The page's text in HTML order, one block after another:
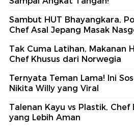
Sambut HUT Bhayangkara,
Chef Asal Jepang Masak
Tak Cuma Latihan, Makanan
Chef Khusus dari Norwegia
Ternyata Teman Lama! Ini
Nikita Willy yang Viral
Talenan Kayu vs Plastik, Chef
yang Lebih Aman